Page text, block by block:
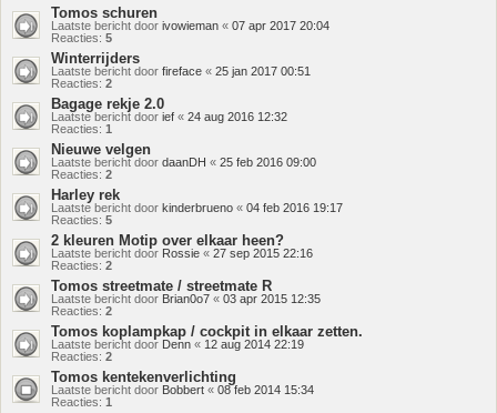
Tomos schuren
Laatste bericht door ivowieman « 07 apr 2017 20:04
Reacties: 5
Winterrijders
Laatste bericht door fireface « 25 jan 2017 00:51
Reacties: 2
Bagage rekje 2.0
Laatste bericht door ief « 24 aug 2016 12:32
Reacties: 1
Nieuwe velgen
Laatste bericht door daanDH « 25 feb 2016 09:00
Reacties: 2
Harley rek
Laatste bericht door kinderbrueno « 04 feb 2016 19:17
Reacties: 5
2 kleuren Motip over elkaar heen?
Laatste bericht door Rossie « 27 sep 2015 22:16
Reacties: 2
Tomos streetmate / streetmate R
Laatste bericht door Brian0o7 « 03 apr 2015 12:35
Reacties: 2
Tomos koplampkap / cockpit in elkaar zetten.
Laatste bericht door Denn « 12 aug 2014 22:19
Reacties: 2
Tomos kentekenverlichting
Laatste bericht door Bobbert « 08 feb 2014 15:34
Reacties: 1